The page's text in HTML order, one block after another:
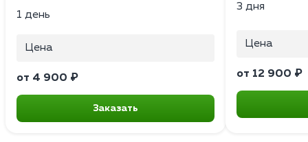
1 день
Цена
от 4 900 ₽
Заказать
3 дня
Цена
от 12 900 ₽